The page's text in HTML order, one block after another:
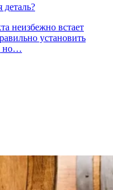
неизбежно встает
установить
но…